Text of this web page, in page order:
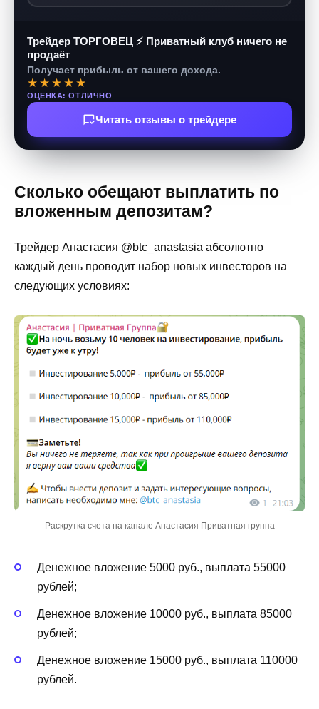
Трейдер ТОРГОВЕЦ ⚡ Приватный клуб ничего не
продаёт
Получает прибыль от вашего дохода.
★★★★★
ОЦЕНКА: ОТЛИЧНО
Читать отзывы о трейдере
Сколько обещают выплатить по
вложенным депозитам?
Трейдер Анастасия @btc_anastasia абсолютно
каждый день проводит набор новых инвесторов на
следующих условиях:
Раскрутка счета на канале Анастасия Приватная группа
Денежное вложение 5000 руб., выплата 55000
рублей;
Денежное вложение 10000 руб., выплата 85000
рублей;
Денежное вложение 15000 руб., выплата 110000
рублей.